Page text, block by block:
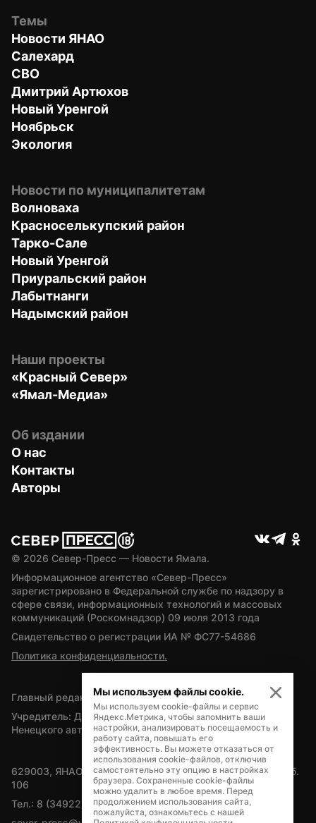
Темы
Новости ЯНАО
Салехард
СВО
Дмитрий Артюхов
Новый Уренгой
Ноябрьск
Экология
Новости по муниципалитетам
Волноваха
Красноселькупский район
Тарко-Сале
Новый Уренгой
Приуральский район
Лабытнанги
Надымский район
Наши проекты
«Красный Север»
«Ямал-Медиа»
Об издании
О нас
Контакты
Авторы
© 2026 Север-Пресс — Новости Ямала.
Информационное агентство «Север-Пресс»
зарегистрировано в Федеральной службе по надзору в
сфере связи, информационных технологий и массовых
коммуникаций (Роскомнадзор) 09 июля 2013 года
Свидетельство о регистрации ИА № ФС77-54686
Политика конфиденциальности.
Главный редактор — А.Л. Поздеев
Учредитель: Департамент внутренней политики Ямало-
Ненецкого автономного округа
629003, ЯНАО, Салехард, мкр. Богдана Кнунянца, д.1, каб.
106
Тел.: 8 (34922) 71262
Мы используем файлы cookie.
Мы используем cookie-файлы и сервис
Яндекс.Метрика, чтобы запомнить ваши
настройки, анализировать посещаемость и
работу сайта, повышать его
эффективность. Вы можете отказаться от
использования cookie-файлов, отключив
самостоятельно эту опцию в настройках
браузера. Сохраненные cookie-файлы
можно удалить в любое время. Перед
продолжением использования сайта,
пожалуйста, ознакомьтесь с нашей